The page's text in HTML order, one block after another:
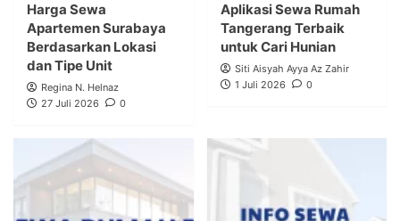
Harga Sewa
Apartemen Surabaya
Berdasarkan Lokasi
dan Tipe Unit
Regina N. Helnaz
27 Juli 2026
0
Aplikasi Sewa Rumah
Tangerang Terbaik
untuk Cari Hunian
Siti Aisyah Ayya Az Zahir
1 Juli 2026
0